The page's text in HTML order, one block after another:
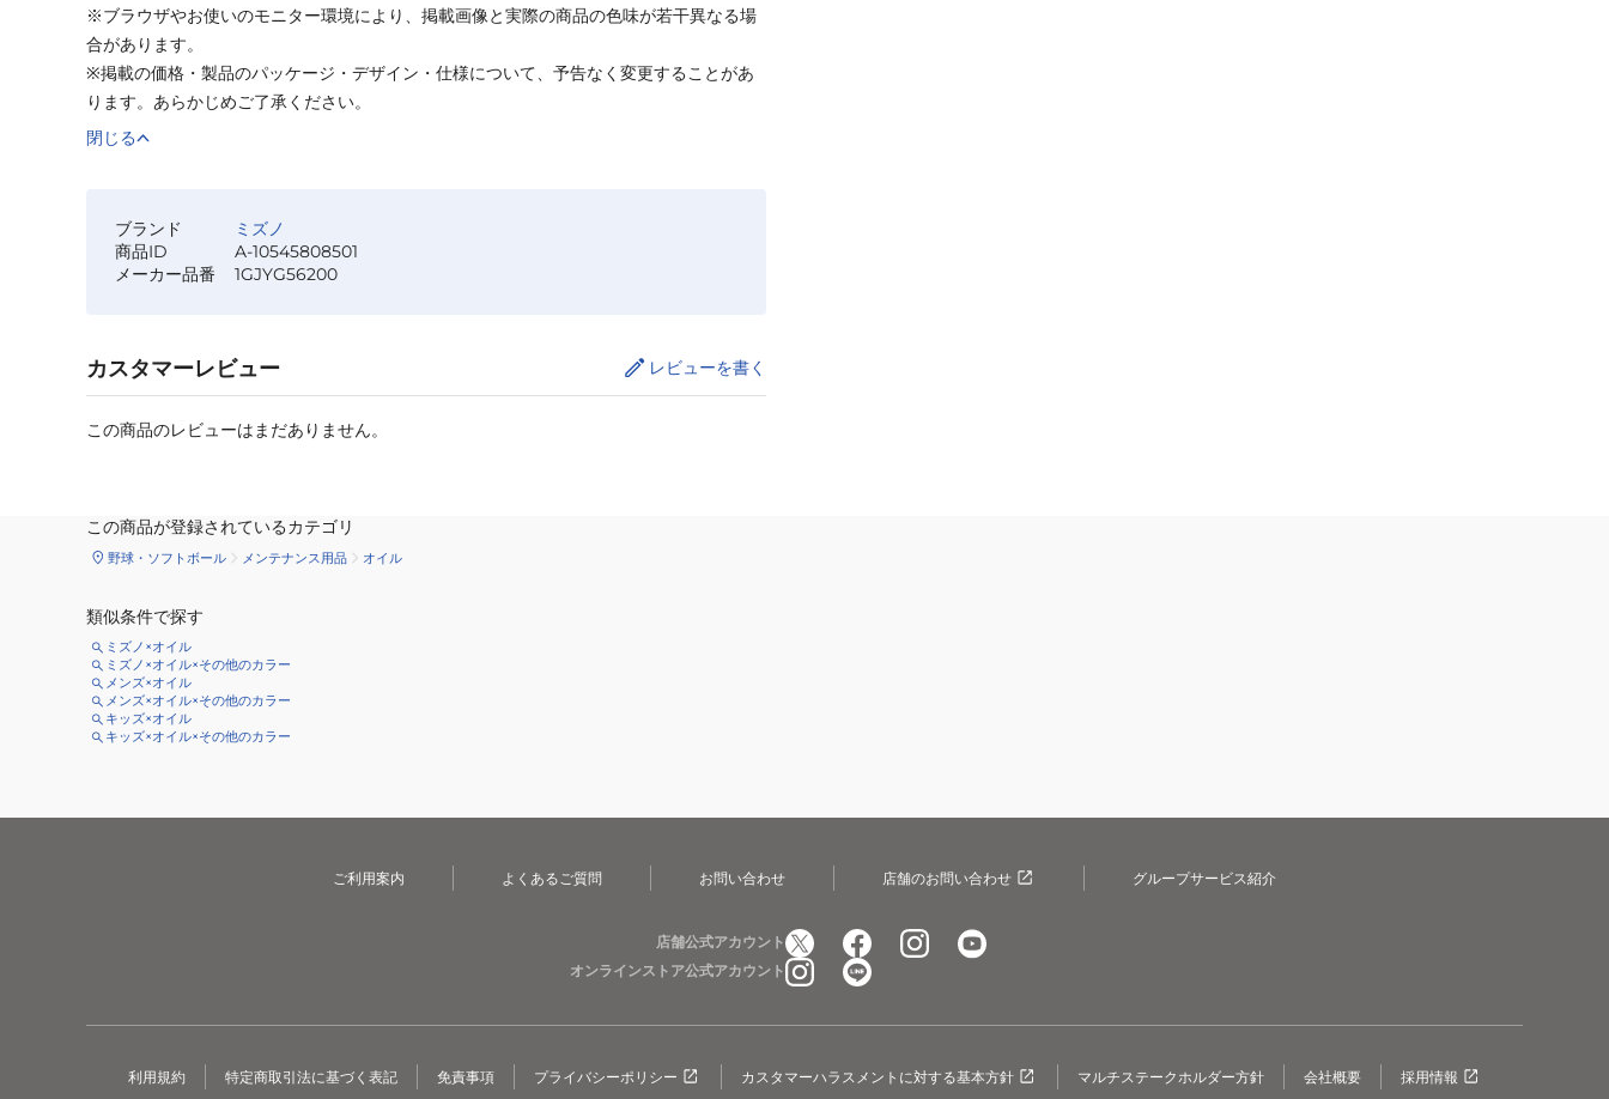
※ブラウザやお使いのモニター環境により、掲載画像と実際の商品の色味が若干異なる場
合があります。
※掲載の価格・製品のパッケージ・デザイン・仕様について、予告なく変更することがあ
ります。あらかじめご了承ください。
閉じる
ブランド
ミズノ
商品ID
A-10545808501
メーカー品番
1GJYG56200
カスタマーレビュー レビューを書く
この商品のレビューはまだありません。
この商品が登録されているカテゴリ
野球・ソフトボール メンテナンス用品 オイル
類似条件で探す
ミズノ×オイル
ミズノ×オイル×その他のカラー
メンズ×オイル
メンズ×オイル×その他のカラー
キッズ×オイル
キッズ×オイル×その他のカラー
ご利用案内 よくあるご質問 お問い合わせ 店舗のお問い合わせ グループサービス紹介
店舗公式アカウント
オンラインストア公式アカウント
利用規約 特定商取引法に基づく表記 免責事項 プライバシーポリシー カスタマーハラスメントに対する基本方針 マルチステークホルダー方針 会社概要 採用情報